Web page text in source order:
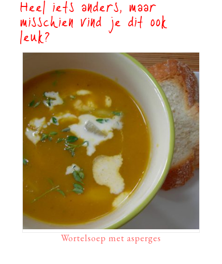
Heel iets anders, maar
misschien vind je dit ook
leuk?
Wortelsoep met asperges